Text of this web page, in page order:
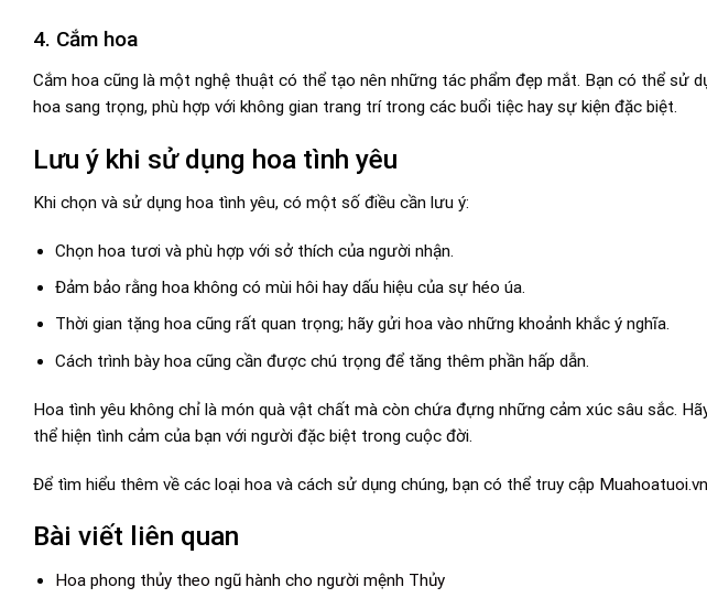
4. Cắm hoa
Cắm hoa cũng là một nghệ thuật có thể tạo nên những tác phẩm đẹp mắt. Bạn có thể sử
hoa sang trọng, phù hợp với không gian trang trí trong các buổi tiệc hay sự kiện đặc biệt.
Lưu ý khi sử dụng hoa tình yêu
Khi chọn và sử dụng hoa tình yêu, có một số điều cần lưu ý:
Chọn hoa tươi và phù hợp với sở thích của người nhận.
Đảm bảo rằng hoa không có mùi hôi hay dấu hiệu của sự héo úa.
Thời gian tặng hoa cũng rất quan trọng; hãy gửi hoa vào những khoảnh khắc ý nghĩa.
Cách trình bày hoa cũng cần được chú trọng để tăng thêm phần hấp dẫn.
Hoa tình yêu không chỉ là món quà vật chất mà còn chứa đựng những cảm xúc sâu sắc.
thể hiện tình cảm của bạn với người đặc biệt trong cuộc đời.
Để tìm hiểu thêm về các loại hoa và cách sử dụng chúng, bạn có thể truy cập Muahoatuoi.vn
Bài viết liên quan
Hoa phong thủy theo ngũ hành cho người mệnh Thủy